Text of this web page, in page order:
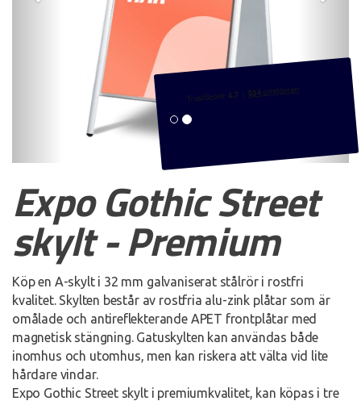
t
Expo Gothic Street
skylt - Premium
Köp en A-skylt i 32 mm galvaniserat stålrör i rostfri
kvalitet. Skylten består av rostfria alu-zink plåtar som är
omålade och antireflekterande APET frontplåtar med
magnetisk stängning. Gatuskylten kan användas både
inomhus och utomhus, men kan riskera att välta vid lite
hårdare vindar.
Expo Gothic Street skylt i premiumkvalitet, kan köpas i tre